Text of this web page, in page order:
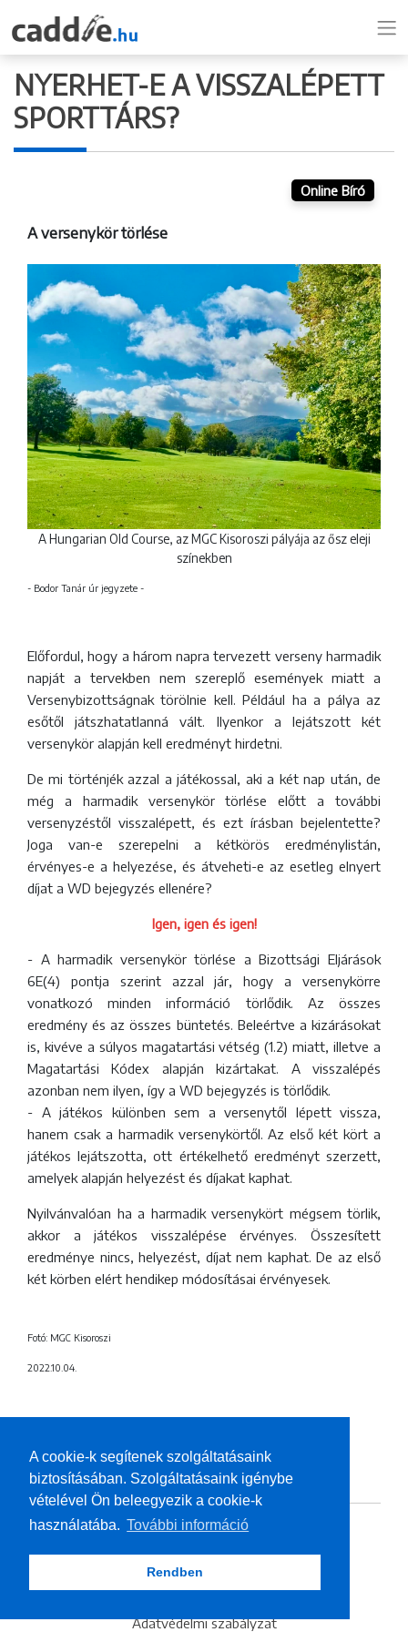
A cookie-k segítenek szolgáltatásaink
biztosításában. Szolgáltatásaink igénybe
vételével Ön beleegyezik a cookie-k
használatába. További információ
Rendben
NYERHET-E A VISSZALÉPETT
SPORTTÁRS?
Online Bíró
A versenykör törlése
A Hungarian Old Course, az MGC Kisoroszi pályája az ősz eleji
színekben
- Bodor Tanár úr jegyzete -
Előfordul, hogy a három napra tervezett verseny harmadik
napját a tervekben nem szereplő események miatt a
Versenybizottságnak törölnie kell. Például ha a pálya az
esőtől játszhatatlanná vált. Ilyenkor a lejátszott két
versenykör alapján kell eredményt hirdetni.
De mi történjék azzal a játékossal, aki a két nap után, de
még a harmadik versenykör törlése előtt a további
versenyzéstől visszalépett, és ezt írásban bejelentette?
Joga van-e szerepelni a kétkörös eredménylistán,
érvényes-e a helyezése, és átveheti-e az esetleg elnyert
díjat a WD bejegyzés ellenére?
Igen, igen és igen!
- A harmadik versenykör törlése a Bizottsági Eljárások
6E(4) pontja szerint azzal jár, hogy a versenykörre
vonatkozó minden információ törlődik. Az összes
eredmény és az összes büntetés. Beleértve a kizárásokat
is, kivéve a súlyos magatartási vétség (1.2) miatt, illetve a
Magatartási Kódex alapján kizártakat. A visszalépés
azonban nem ilyen, így a WD bejegyzés is törlődik.
- A játékos különben sem a versenytől lépett vissza,
hanem csak a harmadik versenykörtől. Az első két kört a
játékos lejátszotta, ott értékelhető eredményt szerzett,
amelyek alapján helyezést és díjakat kaphat.
Nyilvánvalóan ha a harmadik versenykört mégsem törlik,
akkor a játékos visszalépése érvényes. Összesített
eredménye nincs, helyezést, díjat nem kaphat. De az első
két körben elért hendikep módosításai érvényesek.
Fotó: MGC Kisoroszi
2022.10.04.
HOZZÁSZÓLÁSOK
Adatvédelmi szabályzat